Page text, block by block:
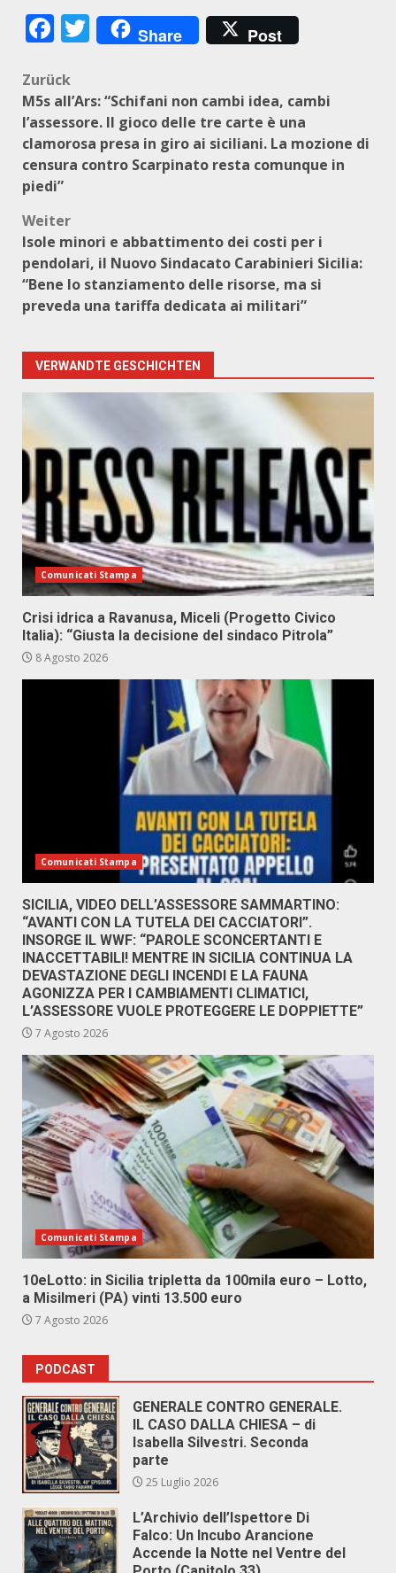
Facebook
Twitter
Share Post
Beitragsnavigation
Zurück
M5s all’Ars: “Schifani non cambi idea, cambi
l’assessore. Il gioco delle tre carte è una
clamorosa presa in giro ai siciliani. La mozione di
censura contro Scarpinato resta comunque in
piedi”
Weiter
Isole minori e abbattimento dei costi per i
pendolari, il Nuovo Sindacato Carabinieri Sicilia:
“Bene lo stanziamento delle risorse, ma si
preveda una tariffa dedicata ai militari”
VERWANDTE GESCHICHTEN
Comunicati Stampa
Crisi idrica a Ravanusa, Miceli (Progetto Civico
Italia): “Giusta la decisione del sindaco Pitrola”
8 Agosto 2026
Comunicati Stampa
SICILIA, VIDEO DELL’ASSESSORE SAMMARTINO:
“AVANTI CON LA TUTELA DEI CACCIATORI”.
INSORGE IL WWF: “PAROLE SCONCERTANTI E
INACCETTABILI! MENTRE IN SICILIA CONTINUA LA
DEVASTAZIONE DEGLI INCENDI E LA FAUNA
AGONIZZA PER I CAMBIAMENTI CLIMATICI,
L’ASSESSORE VUOLE PROTEGGERE LE DOPPIETTE”
7 Agosto 2026
Comunicati Stampa
10eLotto: in Sicilia tripletta da 100mila euro – Lotto,
a Misilmeri (PA) vinti 13.500 euro
7 Agosto 2026
PODCAST
GENERALE CONTRO GENERALE.
IL CASO DALLA CHIESA – di
Isabella Silvestri. Seconda
parte
25 Luglio 2026
L’Archivio dell’Ispettore Di
Falco: Un Incubo Arancione
Accende la Notte nel Ventre del